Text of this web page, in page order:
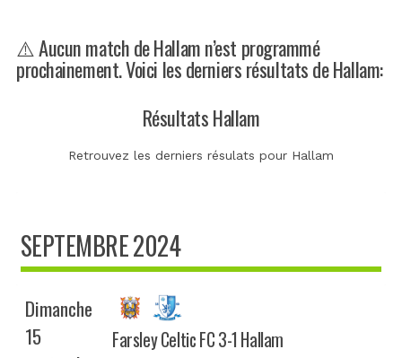
⚠️ Aucun match de Hallam n’est programmé
prochainement. Voici les derniers résultats de Hallam:
Résultats Hallam
Retrouvez les derniers résulats pour Hallam
SEPTEMBRE 2024
Dimanche
15
Farsley Celtic FC 3-1 Hallam